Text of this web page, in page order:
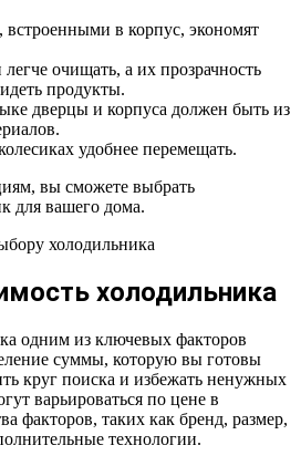
в корпус, экономят
очищать, а их прозрачность
продукты.
дверцы и корпуса должен быть из
удобнее перемещать.
вы сможете выбрать
для вашего дома.
холодильника
одним из ключевых факторов
суммы, которую вы готовы
круг поиска и избежать ненужных
варьироваться по цене в
факторов, таких как бренд, размер,
технологии.